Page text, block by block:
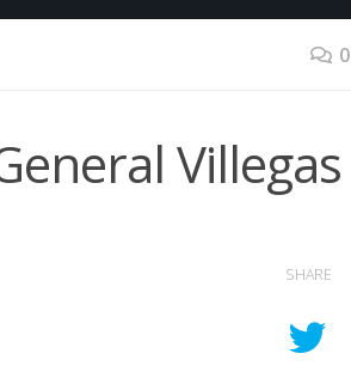
0
Villegas
SHARE